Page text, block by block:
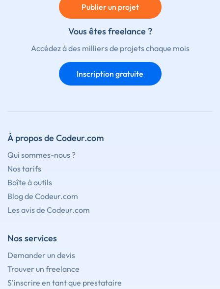
Publier un projet
Vous êtes freelance ?
Accédez à des milliers de projets chaque mois
Inscription gratuite
À propos de Codeur.com
Qui sommes-nous ?
Nos tarifs
Boîte à outils
Blog de Codeur.com
Les avis de Codeur.com
Nos services
Demander un devis
Trouver un freelance
S'inscrire en tant que prestataire